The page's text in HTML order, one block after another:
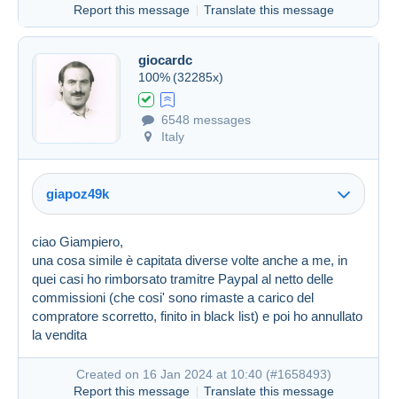
Created on 16 Jan 2024 at 09:26 #1658349
Report this message
Translate this message
giocardc
100% (32285x)
6548 messages
Italy
giapoz49k
ciao Giampiero,
una cosa simile è capitata diverse volte anche a me, in
quei casi ho rimborsato tramitre Paypal al netto delle
commissioni (che cosi' sono rimaste a carico del
compratore scorretto, finito in black list) e poi ho annullato
la vendita
Created on 16 Jan 2024 at 10:40 (#1658493)
Report this message
Translate this message